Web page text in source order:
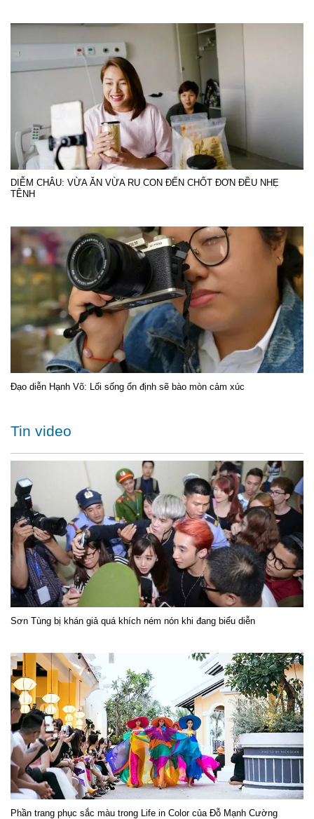
DIỄM CHÂU: VỪA ĂN VỪA RU CON ĐẾN CHỐT ĐƠN ĐỀU NHẸ
TÊNH
Đạo diễn Hạnh Võ: Lối sống ổn định sẽ bào mòn cảm xúc
Tin video
Sơn Tùng bị khán giả quá khích ném nón khi đang biểu diễn
Phần trang phục sắc màu trong Life in Color của Đỗ Mạnh Cường